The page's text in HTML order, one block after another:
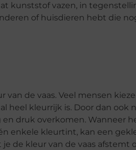
kunststof vazen, in
of huisdieren hebt die
de vaas. Veel mensen
heel kleurrijk is. Door dan ook
druk overkomen. Wanneer
enkele kleurtint, kan een
de kleur van de vaas afstemt